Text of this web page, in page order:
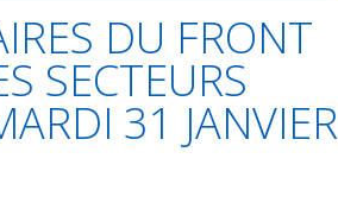
DU FRONT
SECTEURS
31 JANVIER